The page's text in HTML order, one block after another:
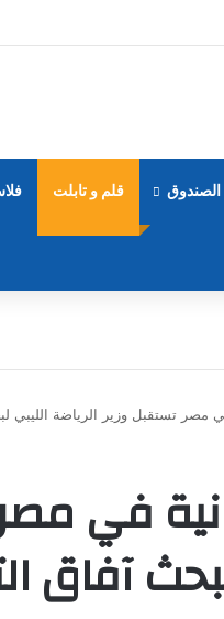
قلم و تابلت
مصر تستقبل وزير الرياضة الليبي
في
آفاق